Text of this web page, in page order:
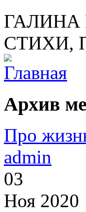
ГАЛИНА
СТИХИ,
Архив
Про
admin
03
Ноя 2020